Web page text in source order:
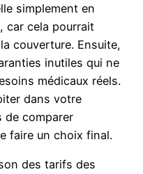
simplement en
car cela pourrait
couverture. Ensuite,
inutiles qui ne
médicaux réels.
dans votre
de comparer
faire un choix final.
des tarifs des